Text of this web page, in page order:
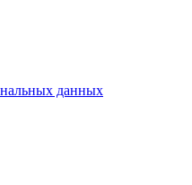
данных